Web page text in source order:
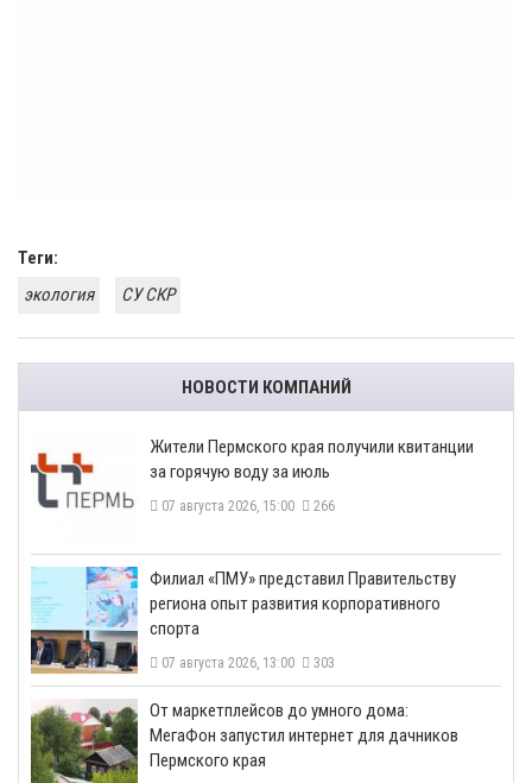
Теги:
экология
СУ СКР
НОВОСТИ КОМПАНИЙ
​Жители Пермского края получили квитанции
за горячую воду за июль
07 августа 2026, 15:00 266
​Филиал «ПМУ» представил Правительству
региона опыт развития корпоративного
спорта
07 августа 2026, 13:00 303
От маркетплейсов до умного дома:
МегаФон запустил интернет для дачников
Пермского края